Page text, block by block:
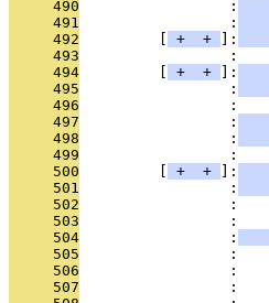
     490
                 :
     491
                 :
     492
+ + ]:
     493
:
     494
+ + ]:
     495
                 :
     496
:
     497
                 :
     498
                 :
     499
:
     500
+ + ]:
     501
                 :
     502
:
     503
:
     504
                 :
     505
:
     506
:
     507
: